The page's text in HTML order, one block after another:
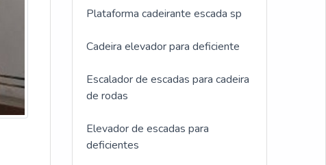
Plataforma cadeirante escada sp
Cadeira elevador para deficiente
Escalador de escadas para cadeira
de rodas
Elevador de escadas para
deficientes